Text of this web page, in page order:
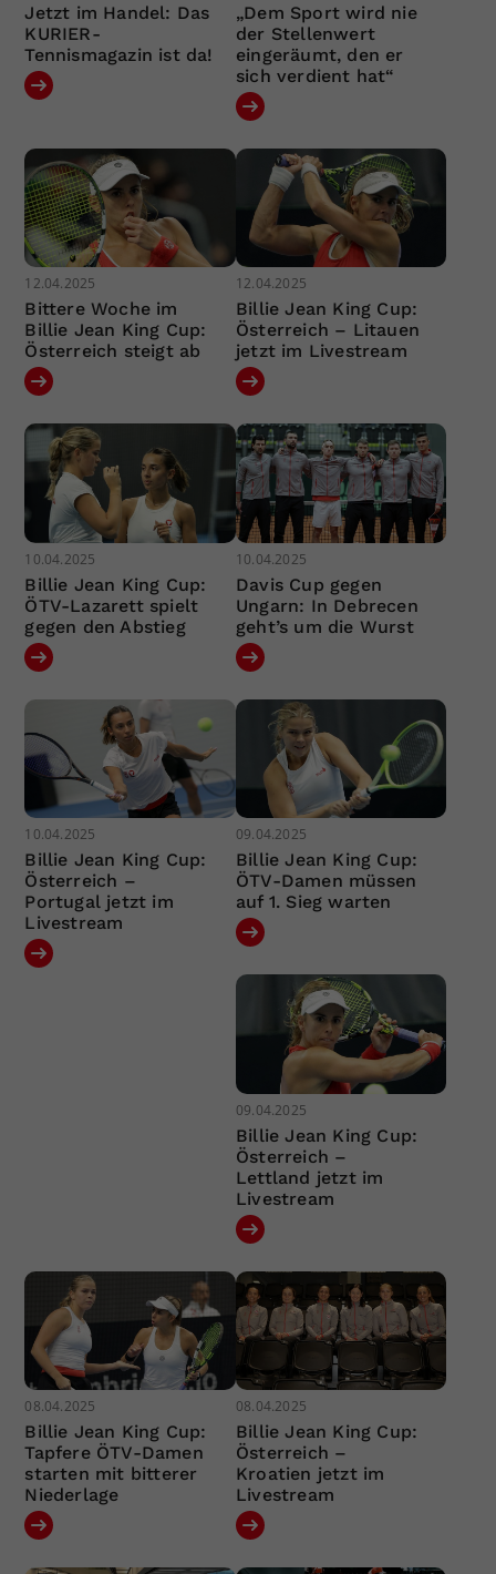
Jetzt im Handel: Das
KURIER-
Tennismagazin ist da!
„Dem Sport wird nie
der Stellenwert
eingeräumt, den er
sich verdient hat“
12.04.2025
Bittere Woche im
Billie Jean King Cup:
Österreich steigt ab
12.04.2025
Billie Jean King Cup:
Österreich – Litauen
jetzt im Livestream
10.04.2025
Billie Jean King Cup:
ÖTV-Lazarett spielt
gegen den Abstieg
10.04.2025
Davis Cup gegen
Ungarn: In Debrecen
geht’s um die Wurst
10.04.2025
Billie Jean King Cup:
Österreich –
Portugal jetzt im
Livestream
09.04.2025
Billie Jean King Cup:
ÖTV-Damen müssen
auf 1. Sieg warten
09.04.2025
Billie Jean King Cup:
Österreich –
Lettland jetzt im
Livestream
08.04.2025
Billie Jean King Cup:
Tapfere ÖTV-Damen
starten mit bitterer
Niederlage
08.04.2025
Billie Jean King Cup:
Österreich –
Kroatien jetzt im
Livestream